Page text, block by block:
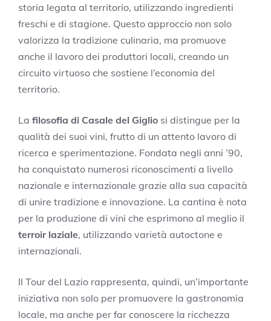
storia legata al territorio, utilizzando ingredienti
freschi e di stagione. Questo approccio non solo
valorizza la tradizione culinaria, ma promuove
anche il lavoro dei produttori locali, creando un
circuito virtuoso che sostiene l’economia del
territorio.
La filosofia di Casale del Giglio si distingue per la
qualità dei suoi vini, frutto di un attento lavoro di
ricerca e sperimentazione. Fondata negli anni ’90,
ha conquistato numerosi riconoscimenti a livello
nazionale e internazionale grazie alla sua capacità
di unire tradizione e innovazione. La cantina è nota
per la produzione di vini che esprimono al meglio il
terroir laziale, utilizzando varietà autoctone e
internazionali.
Il Tour del Lazio rappresenta, quindi, un’importante
iniziativa non solo per promuovere la gastronomia
locale, ma anche per far conoscere la ricchezza